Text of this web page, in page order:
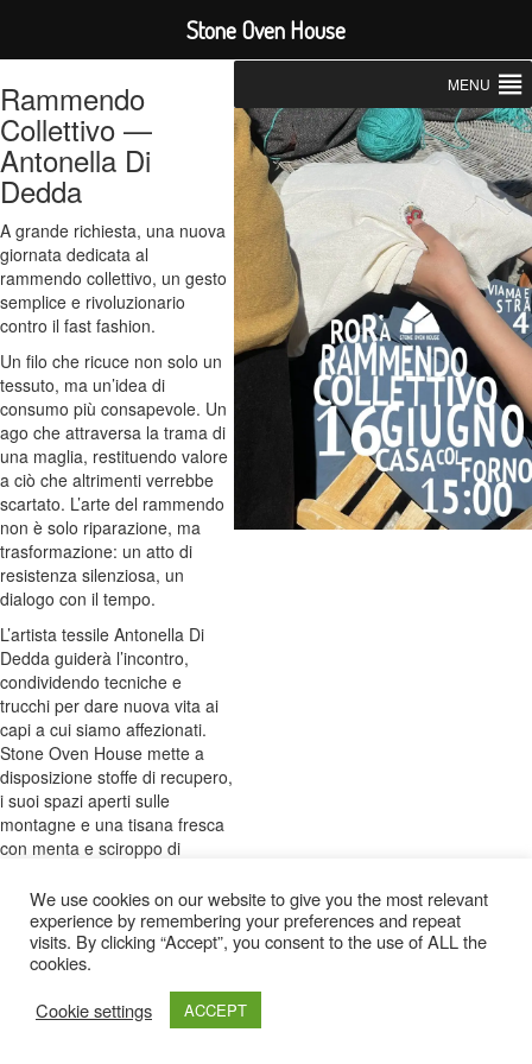
Rammendo
Collettivo —
Antonella Di
Dedda
A grande richiesta, una nuova
giornata dedicata al
rammendo collettivo, un gesto
semplice e rivoluzionario
contro il fast fashion.
Un filo che ricuce non solo un
tessuto, ma un’idea di
consumo più consapevole. Un
ago che attraversa la trama di
una maglia, restituendo valore
a ciò che altrimenti verrebbe
scartato. L’arte del rammendo
non è solo riparazione, ma
trasformazione: un atto di
resistenza silenziosa, un
dialogo con il tempo.
L’artista tessile Antonella Di
Dedda guiderà l’incontro,
condividendo tecniche e
trucchi per dare nuova vita ai
capi a cui siamo affezionati.
Stone Oven House mette a
disposizione stoffe di recupero,
i suoi spazi aperti sulle
montagne e una tisana fresca
con menta e sciroppo di
Un momento di incontro dove
ago e filo diventano strumenti
di cura, in un rito collettivo che
intreccia manualità,
sostenibilità e condivisione.
MENU
We use cookies on our website to give you the most relevant
experience by remembering your preferences and repeat
visits. By clicking “Accept”, you consent to the use of ALL the
cookies.
Cookie settings
ACCEPT
Stone Oven House